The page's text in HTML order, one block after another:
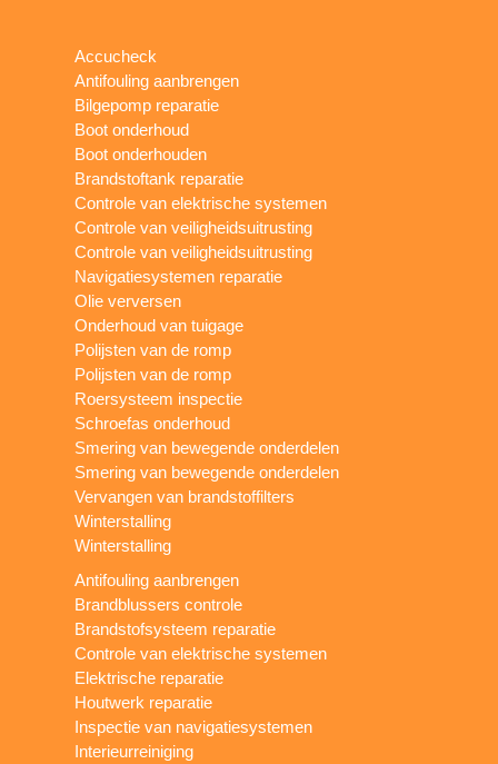
Accucheck
Antifouling aanbrengen
Bilgepomp reparatie
Boot onderhoud
Boot onderhouden
Brandstoftank reparatie
Controle van elektrische systemen
Controle van veiligheidsuitrusting
Controle van veiligheidsuitrusting
Navigatiesystemen reparatie
Olie verversen
Onderhoud van tuigage
Polijsten van de romp
Polijsten van de romp
Roersysteem inspectie
Schroefas onderhoud
Smering van bewegende onderdelen
Smering van bewegende onderdelen
Vervangen van brandstoffilters
Winterstalling
Winterstalling
Antifouling aanbrengen
Brandblussers controle
Brandstofsysteem reparatie
Controle van elektrische systemen
Elektrische reparatie
Houtwerk reparatie
Inspectie van navigatiesystemen
Interieurreiniging